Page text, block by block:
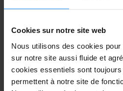
Cookies sur notre site web
Nous utilisons des cookies
sur notre site aussi fluide et
cookies essentiels sont
permettent à notre site de
L’intérêt du service
un confort maximum pour
Il s’agit d’une option